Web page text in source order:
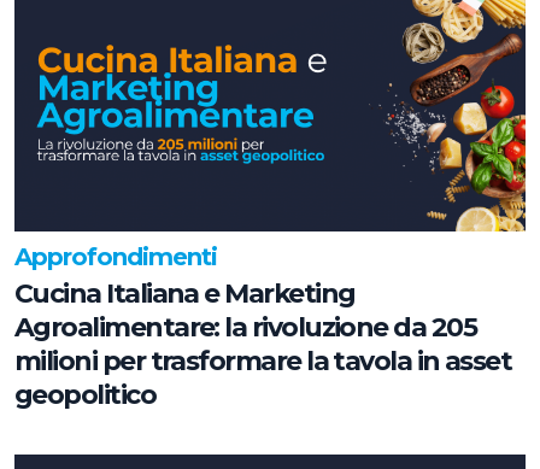
Approfondimenti
Cucina Italiana e Marketing
Agroalimentare: la rivoluzione da 205
milioni per trasformare la tavola in asset
geopolitico